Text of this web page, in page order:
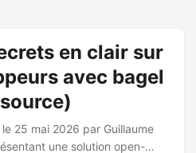
en clair sur
avec bagel
25 mai 2026 par Guillaume
une solution open-